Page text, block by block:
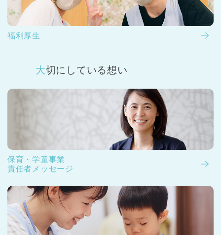
福利厚生
大切にしている想い
保育・学童事業
責任者メッセージ